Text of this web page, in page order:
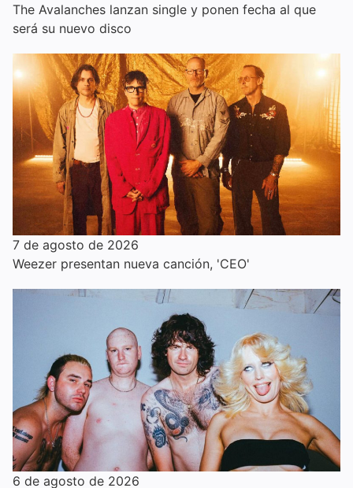
The Avalanches lanzan single y ponen fecha al que
será su nuevo disco
7 de agosto de 2026
Weezer presentan nueva canción, 'CEO'
6 de agosto de 2026